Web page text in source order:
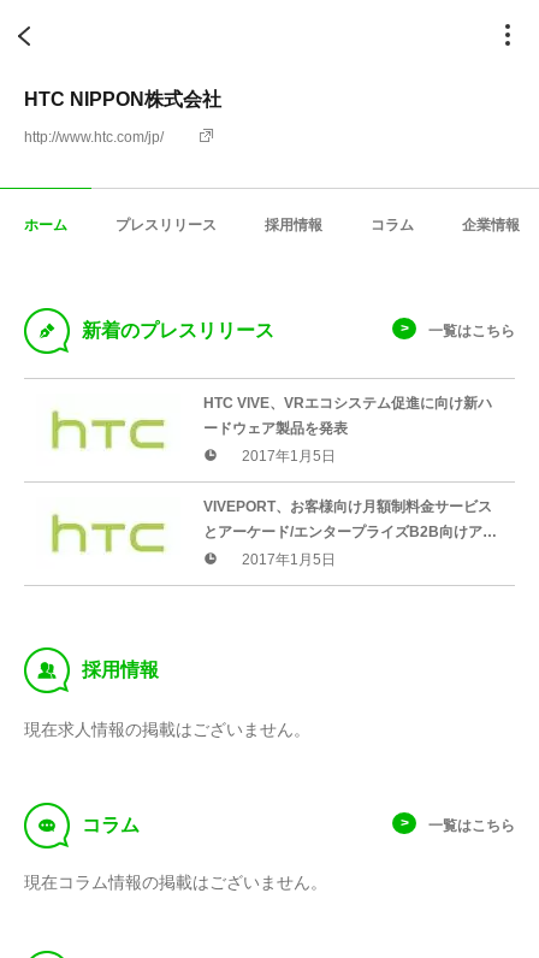
HTC NIPPON株式会社
http://www.htc.com/jp/
ホーム プレスリリース 採用情報 コラム 企業情報
D 新着のプレスリリース 一覧はこちら
HTC VIVE、VRエコシステム促進に向け新ハ
ードウェア製品を発表
2017年1月5日
VIVEPORT、お客様向け月額制料金サービス
とアーケード/エンタープライズB2B向けアプ
リストアを開始
2017年1月5日
‰ 採用情報
現在求人情報の掲載はございません。
f コラム 一覧はこちら
現在コラム情報の掲載はございません。